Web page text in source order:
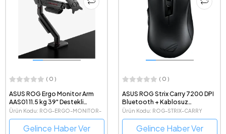
( 0 )
ASUS ROG Ergo Monitor Arm
AAS01 11.5 kg 39" Destekli
Ergonomik Monitör Kolu
Ürün Kodu: ROG-ERGO-MONITOR-
ARM-AAS01
Gelince Haber Ver
( 0 )
ASUS ROG Strix Carry 7200 DPI
Bluetooth + Kablosuz
Ergonomik Optik Gaming
Mouse
Ürün Kodu: ROG-STRIX-CARRY
Gelince Haber Ver